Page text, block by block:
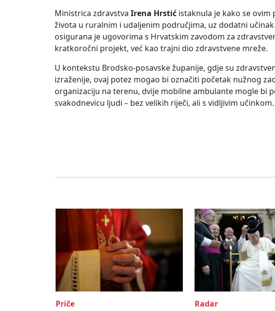
Ministrica zdravstva Irena Hrstić istaknula je kako se
života u ruralnim i udaljenim područjima, uz dodatni
osigurana je ugovorima s Hrvatskim zavodom za
kratkoročni projekt, već kao trajni dio zdravstvene mreže.
U kontekstu Brodsko-posavske županije, gdje su
izraženije, ovaj potez mogao bi označiti početak nužnog
organizaciju na terenu, dvije mobilne ambulante mogle
svakodnevicu ljudi – bez velikih riječi, ali s vidljivim učinkom.
Priče Radar